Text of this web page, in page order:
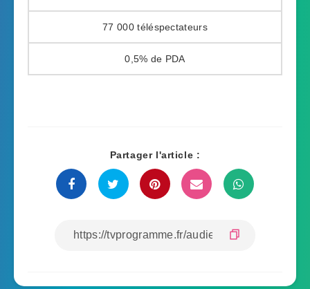
77 000
0,5%
Partager l'article :